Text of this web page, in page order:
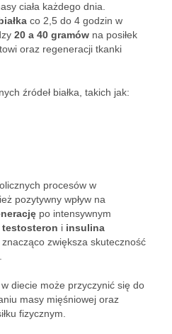
ciała każdego dnia.
co 2,5 do 4 godzin w
20 a 40 gramów na posiłek
oraz regeneracji tkanki
źródeł białka, takich jak:
procesów w
pozytywny wpływ na
po intensywnym
testosteron i insulina
znacząco zwiększa skuteczność
w diecie może przyczynić się do
masy mięśniowej oraz
fizycznym.